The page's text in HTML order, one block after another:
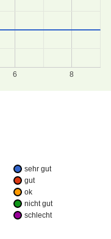
6 8
sehr gut
gut
ok
nicht gut
schlecht